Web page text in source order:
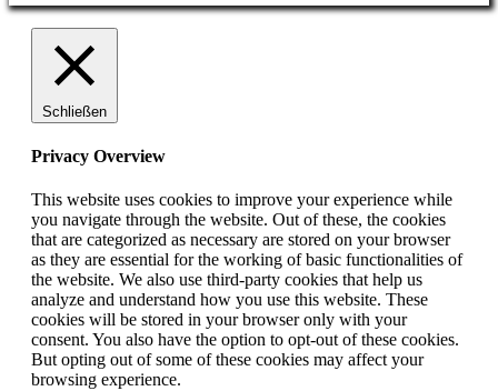
Schließen
Privacy Overview
This website uses cookies to improve your experience while
you navigate through the website. Out of these, the cookies
that are categorized as necessary are stored on your browser
as they are essential for the working of basic functionalities of
the website. We also use third-party cookies that help us
analyze and understand how you use this website. These
cookies will be stored in your browser only with your
consent. You also have the option to opt-out of these cookies.
But opting out of some of these cookies may affect your
browsing experience.